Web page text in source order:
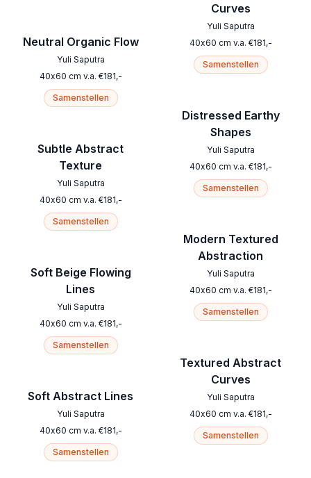
Neutral Organic Flow
Yuli Saputra
40x60 cm v.a. €181,-
Samenstellen
Subtle Abstract
Texture
Yuli Saputra
40x60 cm v.a. €181,-
Samenstellen
Soft Beige Flowing
Lines
Yuli Saputra
40x60 cm v.a. €181,-
Samenstellen
Soft Abstract Lines
Yuli Saputra
40x60 cm v.a. €181,-
Samenstellen
Curves
Yuli Saputra
40x60 cm v.a. €181,-
Samenstellen
Distressed Earthy
Shapes
Yuli Saputra
40x60 cm v.a. €181,-
Samenstellen
Modern Textured
Abstraction
Yuli Saputra
40x60 cm v.a. €181,-
Samenstellen
Textured Abstract
Curves
Yuli Saputra
40x60 cm v.a. €181,-
Samenstellen